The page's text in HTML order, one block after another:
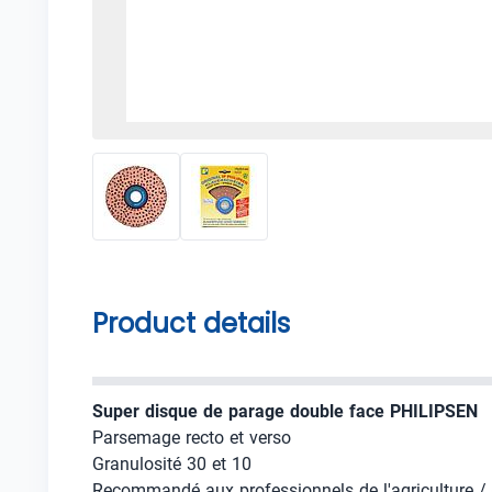
Product details
Super disque de parage double face PHILIPSEN
Parsemage recto et verso
Granulosité 30 et 10